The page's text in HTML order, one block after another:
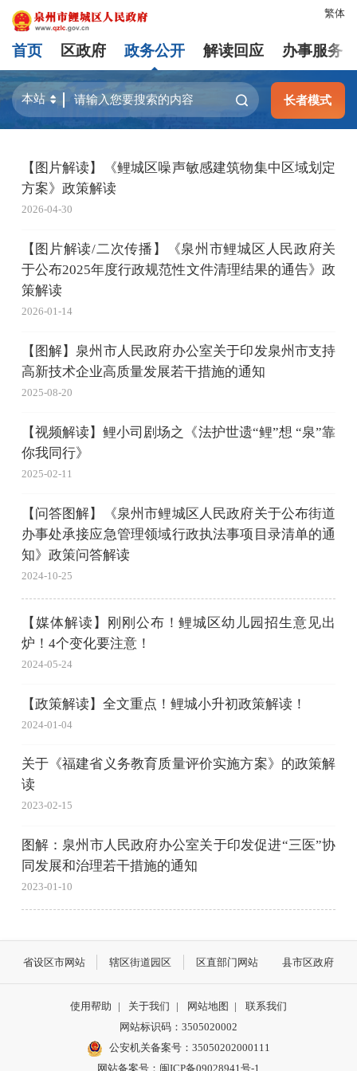
繁体
首页 区政府 政务公开 解读回应 办事服务
长者模式
【图片解读】《鲤城区噪声敏感建筑物集中区域划定
方案》政策解读
2026-04-30
【图片解读/二次传播】《泉州市鲤城区人民政府关
于公布2025年度行政规范性文件清理结果的通告》政
策解读
2026-01-14
【图解】泉州市人民政府办公室关于印发泉州市支持
高新技术企业高质量发展若干措施的通知
2025-08-20
【视频解读】鲤小司剧场之《法护世遗“鲤”想 “泉”靠
你我同行》
2025-02-11
【问答图解】《泉州市鲤城区人民政府关于公布街道
办事处承接应急管理领域行政执法事项目录清单的通
知》政策问答解读
2024-10-25
【媒体解读】刚刚公布！鲤城区幼儿园招生意见出
炉！4个变化要注意！
2024-05-24
【政策解读】全文重点！鲤城小升初政策解读！
2024-01-04
关于《福建省义务教育质量评价实施方案》的政策解
读
2023-02-15
图解：泉州市人民政府办公室关于印发促进“三医”协
同发展和治理若干措施的通知
2023-01-10
省设区市网站 辖区街道园区 区直部门网站 县市区政府
使用帮助 | 关于我们 | 网站地图 |
联系我们
网站标识码：3505020002
公安机关备案号：35050202000111
网站备案号：闽ICP备09028941号-1